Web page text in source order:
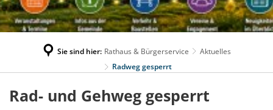
Sie sind hier: Rathaus & Bürgerservice
Aktuelles
Radweg gesperrt
Rad- und Gehweg gesperrt